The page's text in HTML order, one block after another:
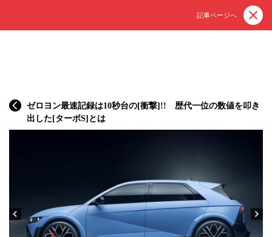
記事ページへ
ゼロヨン最速記録は10秒台の[衝撃]!! 歴代一位の数値を叩き
出した[ターボS]とは